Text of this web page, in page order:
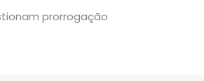
prorrogação